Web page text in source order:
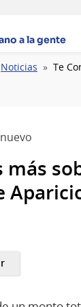
a la gente
Noticias Te
más